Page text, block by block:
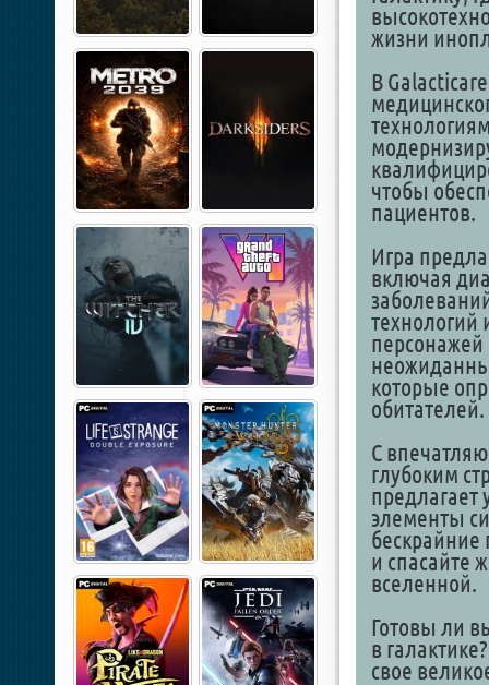
жизни
В
чтобы
пациентов.
Игра
включая
технологий
которые
обитателей.
С
глубоким
элементы
и спасайте
вселенной.
Готовы ли
в
свое